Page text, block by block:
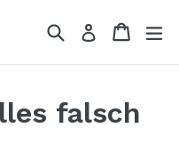
SuchenEinloggen
falsch